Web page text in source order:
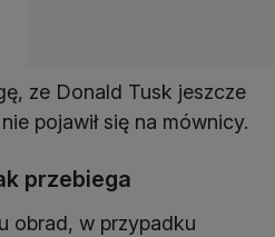
ze Donald Tusk jeszcze
pojawił się na mównicy.
przebiega
obrad, w przypadku